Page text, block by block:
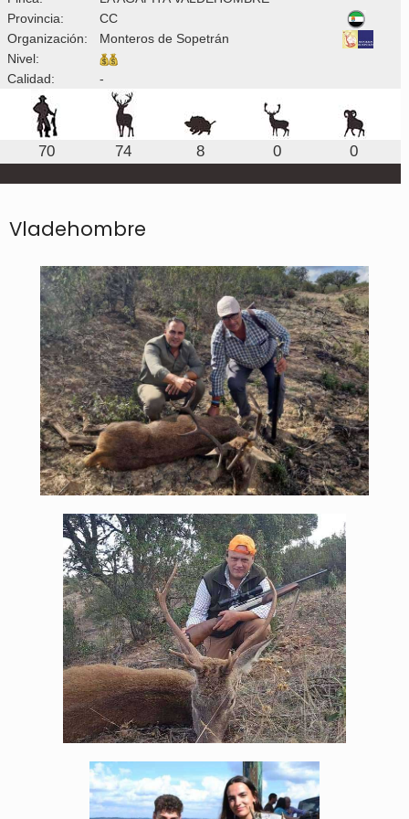
Provincia:
CC
Organización:
Monteros de Sopetrán
Nivel:
Calidad:
-
70 74 8 0 0
Vladehombre